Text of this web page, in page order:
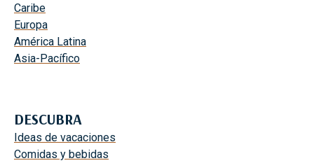
Caribe
Europa
América Latina
Asia-Pacífico
DESCUBRA
Ideas de vacaciones
Comidas y bebidas